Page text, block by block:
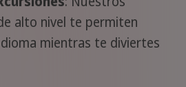
alto nivel te permiten
mientras te diviertes